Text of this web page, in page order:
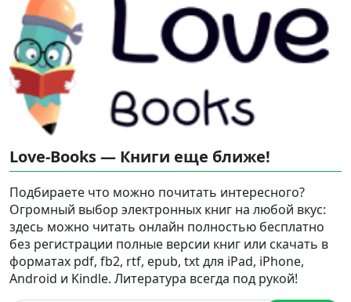
Love-Books — Книги еще ближе!
Подбираете что можно почитать интересного?
Огромный выбор электронных книг на любой вкус:
здесь можно читать онлайн полностью бесплатно
без регистрации полные версии книг или скачать в
форматах pdf, fb2, rtf, epub, txt для iPad, iPhone,
Android и Kindle. Литература всегда под рукой!